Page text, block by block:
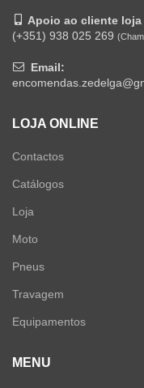
Apoio ao cliente
(+351) 938 025 269
Email:
LOJA ONLINE
Contactos
Catálogos
Loja
Moto
Pneus
Travagem
Equipamentos
MENU